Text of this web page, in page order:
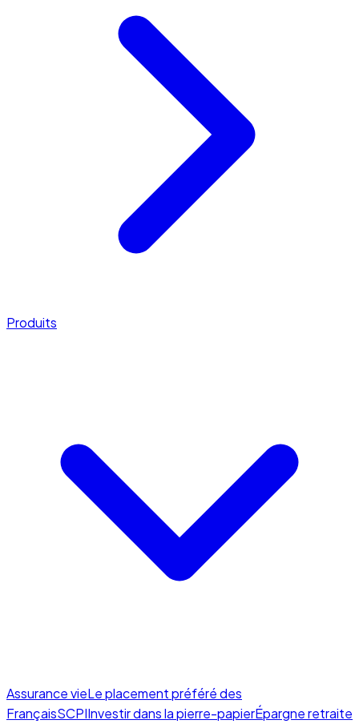
Produits
Assurance vieLe placement préféré des
FrançaisSCPIInvestir dans la pierre-papierÉpargne retraite